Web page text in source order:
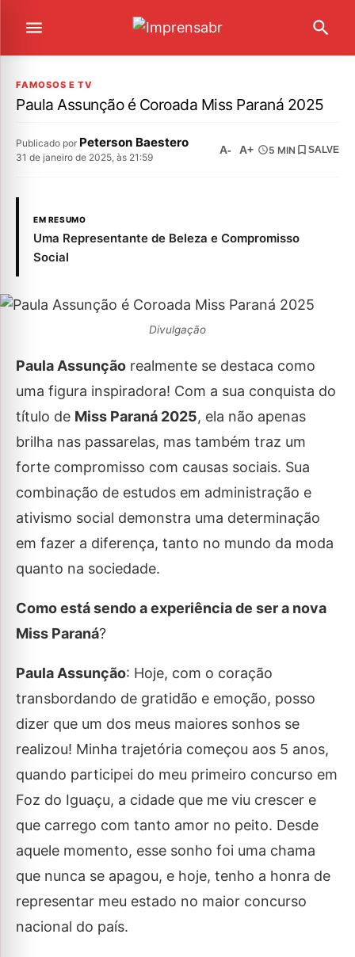
FAMOSOS E TV
Paula Assunção é Coroada Miss Paraná 2025
Publicado por Peterson Baestero
31 de janeiro de 2025, às 21:59
A- A+ 5 MIN SALVE
EM RESUMO
Uma Representante de Beleza e Compromisso
Social
Divulgação
Paula Assunção realmente se destaca como
uma figura inspiradora! Com a sua conquista do
título de Miss Paraná 2025, ela não apenas
brilha nas passarelas, mas também traz um
forte compromisso com causas sociais. Sua
combinação de estudos em administração e
ativismo social demonstra uma determinação
em fazer a diferença, tanto no mundo da moda
quanto na sociedade.
Como está sendo a experiência de ser a nova
Miss Paraná?
Paula Assunção: Hoje, com o coração
transbordando de gratidão e emoção, posso
dizer que um dos meus maiores sonhos se
realizou! Minha trajetória começou aos 5 anos,
quando participei do meu primeiro concurso em
Foz do Iguaçu, a cidade que me viu crescer e
que carrego com tanto amor no peito. Desde
aquele momento, esse sonho foi uma chama
que nunca se apagou, e hoje, tenho a honra de
representar meu estado no maior concurso
nacional do país.